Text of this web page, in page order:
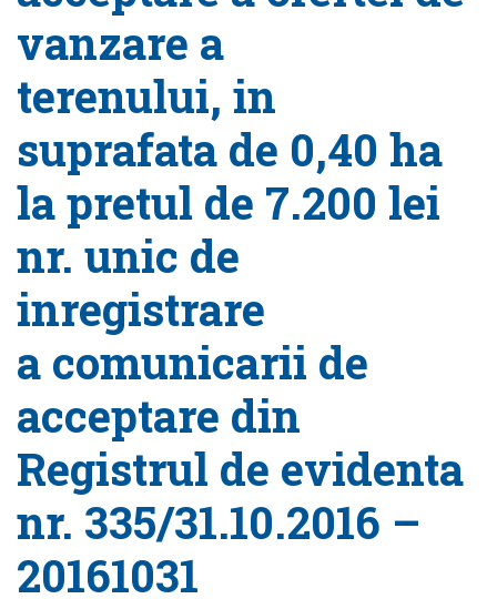
vanzare a
terenului, in
suprafata de 0,40 ha
la pretul de 7.200 lei
nr. unic de
inregistrare
a comunicarii de
acceptare din
Registrul de evidenta
nr. 335/31.10.2016 –
20161031